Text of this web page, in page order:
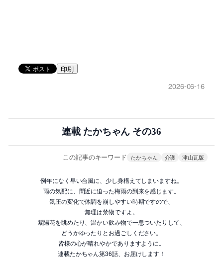
印刷
2026-06-16
連載 たかちゃん その36
この記事のキーワード たかちゃん 介護 津山瓦版
例年になく早い台風に、少し身構えてしまいますね。
雨の気配に、間近に迫った梅雨の到来を感じます。
気圧の変化で体調を崩しやすい時期ですので、
無理は禁物ですよ。
紫陽花を眺めたり、温かい飲み物で一息ついたりして、
どうかゆったりとお過ごしください。
皆様の心が晴れやかでありますように。
連載たかちゃん第36話、お届けします！